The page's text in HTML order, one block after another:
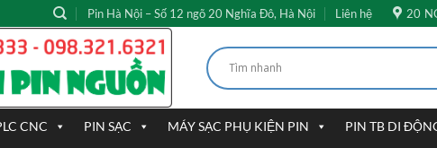
Pin Hà Nội – Số 12 ngõ 20 Nghĩa Đô, Hà Nội Liên hệ 20
CNC PIN SẠC MÁY SẠC PHỤ KIỆN PIN PIN TB DI